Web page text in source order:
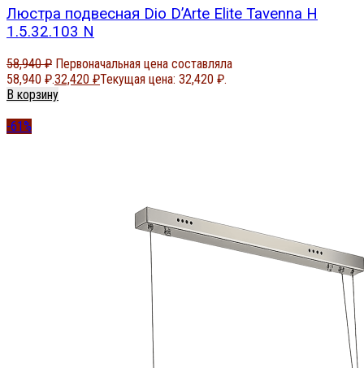
Люстра подвесная Dio D’Arte Elite Tavenna H
1.5.32.103 N
58,940₽ Первоначальная цена составляла
58,940 ₽.32,420 ₽Текущая цена: 32,420 ₽.
В корзину
-61%